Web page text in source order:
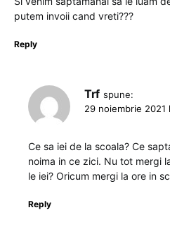
putem invoii cand vreti???
Reply
Trf spune:
29 noiembrie 2021
Ce sa iei de la scoala? Ce
noima in ce zici. Nu tot mergi
le iei? Oricum mergi la ore in
Reply